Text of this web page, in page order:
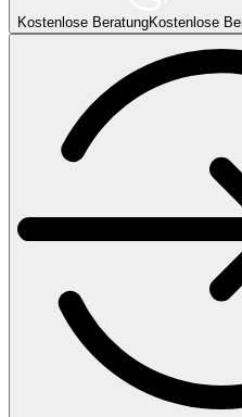
Kostenlose BeratungKostenlose